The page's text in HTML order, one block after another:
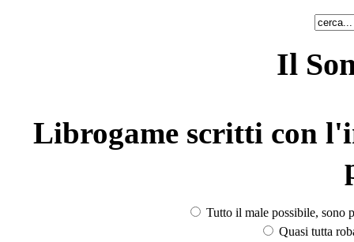
Il
Librogame scritti con
Tutto il male possibile, sono
Quasi tutta